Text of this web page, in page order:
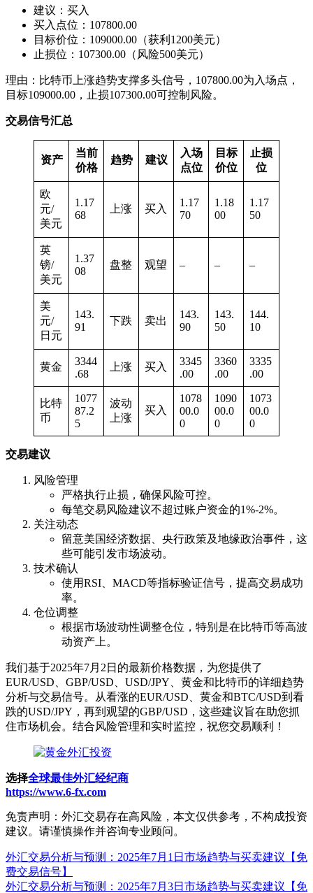
建议：买入
买入点位：107800.00
目标价位：109000.00（获利1200美元）
止损位：107300.00（风险500美元）
理由：比特币上涨趋势支撑多头信号，107800.00为入场点，
目标109000.00，止损107300.00可控制风险。
交易信号汇总
资产
当前
价格
趋势 建议
入场
点位
目标
价位
止损
位
欧
元/
美元
1.17
68
上涨 买入
1.17
70
1.18
00
1.17
50
英
镑/
美元
1.37
08
盘整 观望 – – –
美
元/
日元
143.
91
下跌 卖出
143.
90
143.
50
144.
10
黄金
3344
.68
上涨 买入
3345
.00
3360
.00
3335
.00
比特
币
1077
87.2
5
波动
上涨
买入
1078
00.0
0
1090
00.0
0
1073
00.0
0
交易建议
风险管理
严格执行止损，确保风险可控。
每笔交易风险建议不超过账户资金的1%-2%。
关注动态
留意美国经济数据、央行政策及地缘政治事件，这
些可能引发市场波动。
技术确认
使用RSI、MACD等指标验证信号，提高交易成功
率。
仓位调整
根据市场波动性调整仓位，特别是在比特币等高波
动资产上。
我们基于2025年7月2日的最新价格数据，为您提供了
EUR/USD、GBP/USD、USD/JPY、黄金和比特币的详细趋势
分析与交易信号。从看涨的EUR/USD、黄金和BTC/USD到看
跌的USD/JPY，再到观望的GBP/USD，这些建议旨在助您抓
住市场机会。结合风险管理和实时监控，祝您交易顺利！
选择全球最佳外汇经纪商
https://www.6-fx.com
免责声明：外汇交易存在高风险，本文仅供参考，不构成投资
建议。请谨慎操作并咨询专业顾问。
Post
navigation
外汇交易分析与预测：2025年7月1日市场趋势与买卖建议【免
费交易信号】
外汇交易分析与预测：2025年7月3日市场趋势与买卖建议【免